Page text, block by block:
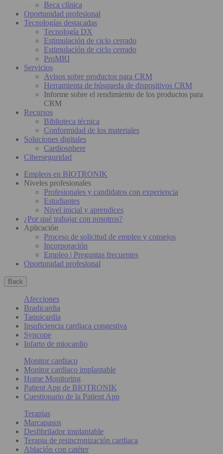
Beca clínica
Oportunidad profesional
Tecnologías destacadas
Tecnología DX
Estimulación de ciclo cerrado
Estimulación de ciclo cerrado
ProMRI
Servicios
Avisos sobre productos para CRM
Herramienta de búsqueda de dispositivos CRM
Informe sobre el rendimiento de los productos para
CRM
Recursos
Biblioteca técnica
Conformidad de los materiales
Soluciones digitales
Cardiosphere
Ciberseguridad
Empleos en BIOTRONIK
Niveles profesionales
Profesionales y candidatos con experiencia
Estudiantes
Nivel inicial y aprendices
¿Por qué trabajar con nosotros?
Aplicación
Proceso de solicitud de empleo y consejos
Incorporación
Empleo | Preguntas frecuentes
Oportunidad profesional
Back
Afecciones
Bradicardia
Taquicardia
Insuficiencia cardiaca congestiva
Syncope
Infarto de miocardio
Monitor cardiaco
Monitor cardiaco implantable
Home Monitoring
Patient App de BIOTRONIK
Cuestionario de la Patient App
Terapias
Marcapasos
Desfibrilador implantable
Terapia de resincronización cardiaca
Ablación con catéter